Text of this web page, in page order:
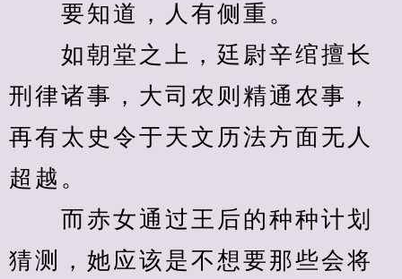
要知道，人有侧重。
如朝堂之上，廷尉辛绾擅长
刑律诸事，大司农则精通农事，
再有太史令于天文历法方面无人
超越。
而赤女通过王后的种种计划
猜测，她应该是不想要那些会将